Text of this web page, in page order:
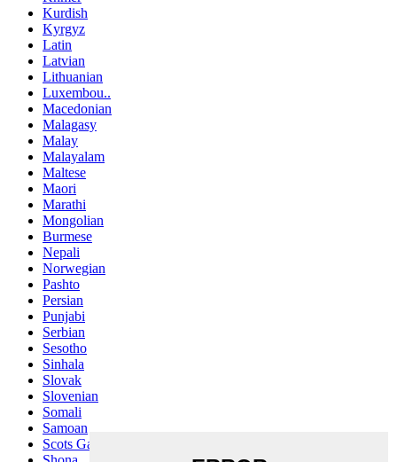
Kurdish
Kyrgyz
Latin
Latvian
Lithuanian
Luxembou..
Macedonian
Malagasy
Malay
Malayalam
Maltese
Maori
Marathi
Mongolian
Burmese
Nepali
Norwegian
Pashto
Persian
Punjabi
Serbian
Sesotho
Sinhala
Slovak
Slovenian
Somali
Samoan
Scots Gaelic